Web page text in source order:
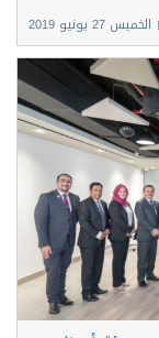
27 يونيو 2019